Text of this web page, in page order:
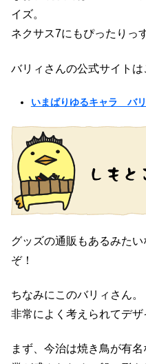
イズ。
ネクサス7にもぴったりっ
バリィさんの公式サイトは
いまばりゆるキャラ バ
グッズの通販もあるみた
ぞ！
ちなみにこのバリィさん。
非常によく考えられてデザ
まず、今治は焼き鳥が有